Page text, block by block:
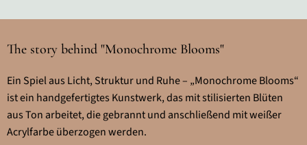
The story behind "Monochrome Blooms"
Ein Spiel aus Licht, Struktur und Ruhe – „Monochrome Blooms“
ist ein handgefertigtes Kunstwerk, das mit stilisierten Blüten
aus Ton arbeitet, die gebrannt und anschließend mit weißer
Acrylfarbe überzogen werden.